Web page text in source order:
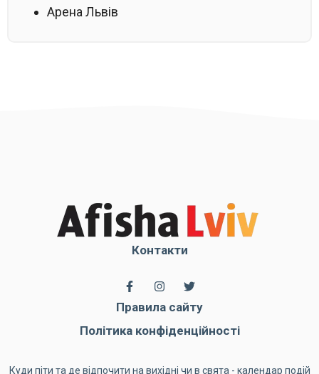
Арена Львів
Контакти
Правила сайту
Політика конфіденційності
Куди піти та де відпочити на вихідні чи в свята - календар подій